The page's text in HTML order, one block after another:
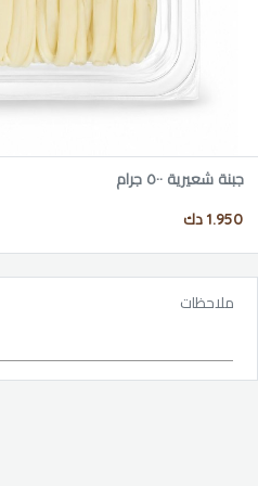
جبنة شعيرية ٥٠٠ جرام
1.950 دك
ملاحظات